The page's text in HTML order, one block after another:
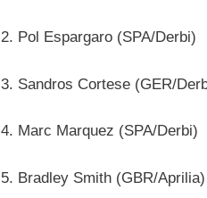
2. Pol Espargaro (SPA/Derbi)
3. Sandros Cortese (GER/
4. Marc Marquez (SPA/Derbi)
5. Bradley Smith (GBR/Aprilia)